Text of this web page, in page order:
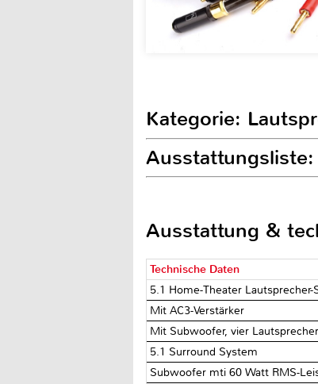
Kategorie:
Ausstattung &
Technische Daten
5.1 Home-Theater Lautsprecher-
Mit AC3-Verstärker
Mit Subwoofer, vier
5.1 Surround System
Subwoofer mti 60 Watt RMS-